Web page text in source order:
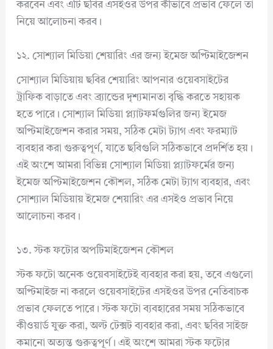
করবেন এবং এটি ছবির এসইওর উপর কীভাবে প্রভাব ফেলে তা
নিয়ে আলোচনা করব।
১২. সোশ্যাল মিডিয়া শেয়ারিং এর জন্য ইমেজ অপ্টিমাইজেশন
সোশ্যাল মিডিয়ায় ছবির শেয়ারিং আপনার ওয়েবসাইটের
ট্রাফিক বাড়াতে এবং ব্র্যান্ডের দৃশ্যমানতা বৃদ্ধি করতে সহায়ক
হতে পারে। সোশ্যাল মিডিয়া প্ল্যাটফর্মগুলির জন্য ইমেজ
অপ্টিমাইজেশন করার সময়, সঠিক মেটা ট্যাগ এবং ফরম্যাট
ব্যবহার করা গুরুত্বপূর্ণ, যাতে ছবিগুলি সঠিকভাবে প্রদর্শিত হয়।
এই অংশে আমরা বিভিন্ন সোশ্যাল মিডিয়া প্ল্যাটফর্মের জন্য
ইমেজ অপ্টিমাইজেশন কৌশল, সঠিক মেটা ট্যাগ ব্যবহার, এবং
সোশ্যাল মিডিয়ায় ইমেজ শেয়ারিং এর এসইও প্রভাব নিয়ে
আলোচনা করব।
১৩. স্টক ফটোর অপটিমাইজেশন কৌশল
স্টক ফটো অনেক ওয়েবসাইটেই ব্যবহার করা হয়, তবে এগুলো
অপ্টিমাইজ না করলে ওয়েবসাইটের এসইওর উপর নেতিবাচক
প্রভাব ফেলতে পারে। স্টক ফটো ব্যবহারের সময় সঠিকভাবে
কীওয়ার্ড যুক্ত করা, অল্ট টেক্সট ব্যবহার করা, এবং ছবির সাইজ
কমানো অত্যন্ত গুরুত্বপূর্ণ। এই অংশে আমরা স্টক ফটোর